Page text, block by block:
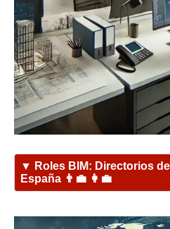
▼ Roles BIM: Directorios
España 👨‍💼 👩‍💼